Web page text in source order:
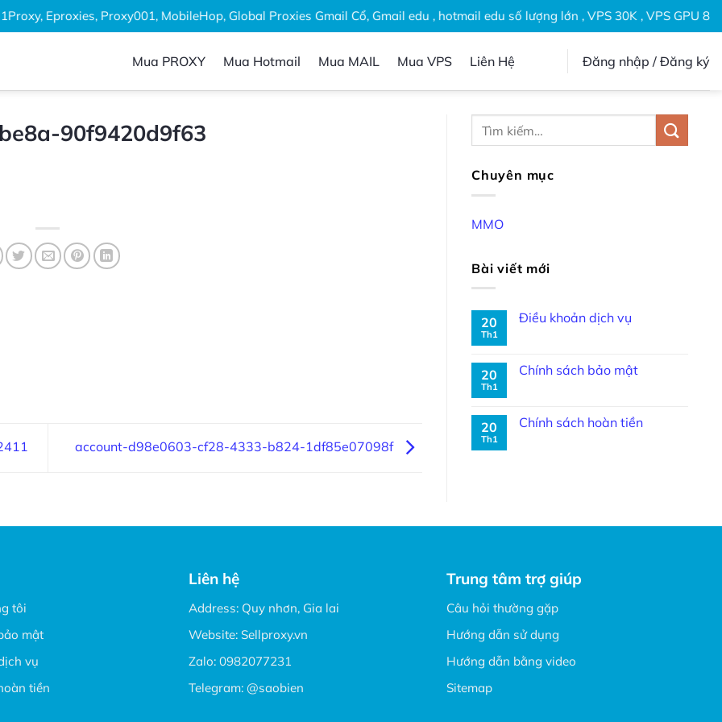
Eproxies, Proxy001, MobileHop, Global Proxies Gmail Cổ, Gmail edu , hotmail edu số lượng lớn , VPS 30K , VPS GPU 80K
Mua PROXY Mua Hotmail Mua MAIL Mua VPS Liên Hệ Đăng nhập / Đăng ký
90f9420d9f63
account-d98e0603-cf28-4333-b824-1df85e07098f
Chuyên mục
MMO
Bài viết mới
20
Th1
Điều khoản dịch vụ
20
Th1
Chính sách bảo mật
20
Th1
Chính sách hoàn tiền
tôi
mật
vụ
tiền
Liên hệ
Address: Quy nhơn, Gia lai
Website: Sellproxy.vn
Zalo: 0982077231
Telegram: @saobien
Trung tâm trợ giúp
Câu hỏi thường gặp
Hướng dẫn sử dụng
Hướng dẫn bằng video
Sitemap